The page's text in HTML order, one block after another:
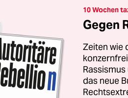
10 Wochen
Gegen
Zeiten wie
das neue